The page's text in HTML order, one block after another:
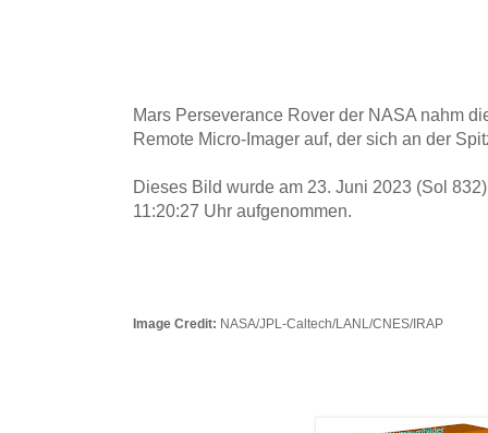
Mars Perseverance Rover der NASA nahm
Remote Micro-Imager auf, der sich an der
Dieses Bild wurde am 23. Juni 2023 (Sol
11:20:27 Uhr aufgenommen.
Image Credit: NASA/JPL-Caltech/LANL/CNES/IRAP